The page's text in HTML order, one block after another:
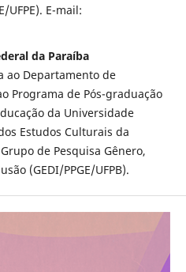
UFPE). E-mail:
da Paraíba
ao Departamento de
Programa de Pós-graduação
da Universidade
Estudos Culturais da
de Pesquisa Gênero,
(GEDI/PPGE/UFPB).